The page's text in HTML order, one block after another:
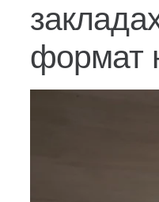
формат